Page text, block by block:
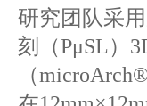
研究团队采
刻（PμSL）
（